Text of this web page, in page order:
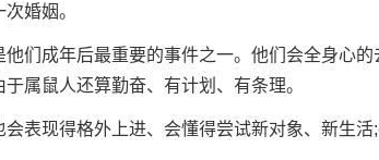
婚姻。
们成年后最重要的事件之一。他们会全身心
属鼠人还算勤奋、有计划、有条理。
表现得格外上进、会懂得尝试新对象、新生